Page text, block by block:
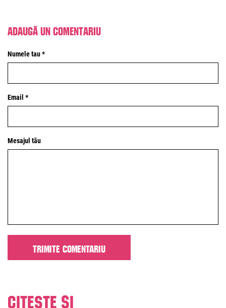
Adaugă un comentariu
Numele tau *
Email *
Mesajul tău
Citeste și